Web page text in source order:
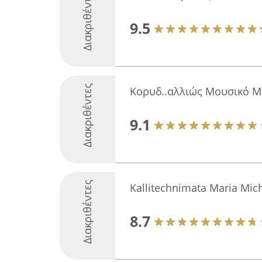
Διακριθέντες 9.5
Διακριθέντες Κορυδ..αλλιώς Μουσικό
9.1
Διακριθέντες Kallitechnimata Maria
8.7